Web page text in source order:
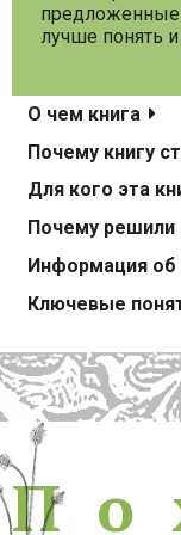
лучше понять
О чем книга
Почему книгу
Для кого эта
Почему решили
Информация об
Ключевые
П о